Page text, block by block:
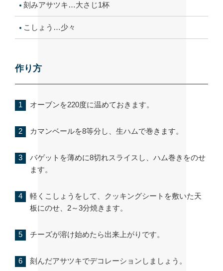
刻みアサツキ…大さじ1杯
こしょう…少々
作り方
オーブンを220度に温めておきます。
カマンベールを8等分し、生ハムで巻きます。
バゲットを薄めに8切れスライスし、ハム巻きをのせ
ます。
軽くこしょうをして、クッキングシートを敷いた天
板にのせ、2～3分焼きます。
チーズが溶け始めたら出来上がりです。
刻んだアサツキでデコレーションしましょう。